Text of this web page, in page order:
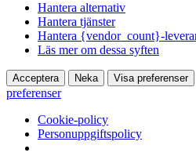
Hantera alternativ
Hantera tjänster
Hantera {vendor_count}-
Läs mer om dessa syften
Acceptera Neka Visa preferenser
preferenser
Cookie-policy
Personuppgiftspolicy